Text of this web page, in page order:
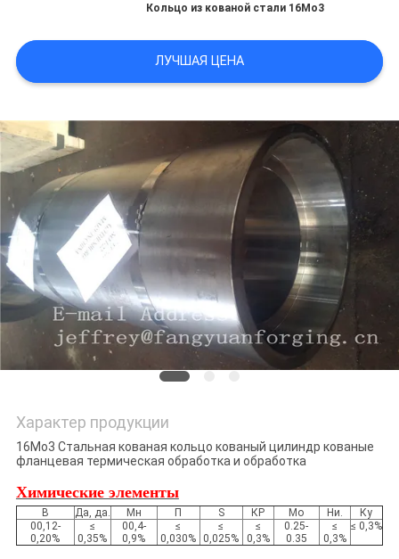
PRIVACY
Кольцо из кованой стали 16Mo3
ЛУЧШАЯ ЦЕНА
Характер продукции
16Mo3 Стальная кованая кольцо кованый цилиндр кованые
фланцевая термическая обработка и обработка
Химические элементы
В Да, да. Мн П S КР Мо Ни.
Ку
00,12-
0,20%
≤
0,35%
00,4-
0,9%
≤
0,030%
≤
0,025%
≤
0,3%
0.25-
0.35
≤
0,3%
≤ 0,3%